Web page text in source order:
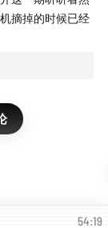
城市流行 Neo
Hiphop
浸之旅：性爱
保持身心干净
摘掉的时候已经
54:19